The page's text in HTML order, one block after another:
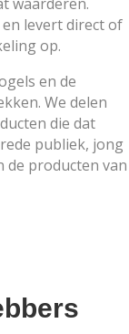
levert direct of
op.
en de
We delen
die dat
publiek, jong
producten van